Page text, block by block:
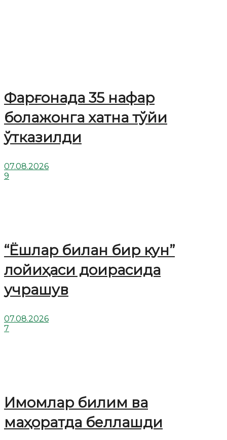
Фарғонада 35 нафар
болажонга хатна тўйи
ўтказилди
07.08.2026
9
“Ёшлар билан бир кун”
лойиҳаси доирасида
учрашув
07.08.2026
7
Имомлар билим ва
маҳоратда беллашди